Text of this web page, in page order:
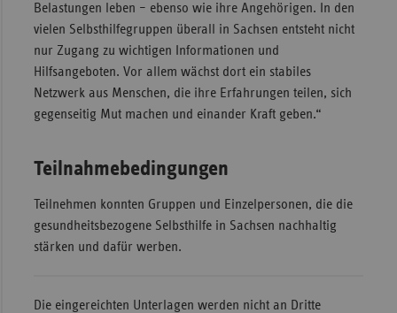
Belastungen leben – ebenso wie ihre Angehörigen. In den
vielen Selbsthilfegruppen überall in Sachsen entsteht nicht
nur Zugang zu wichtigen Informationen und
Hilfsangeboten. Vor allem wächst dort ein stabiles
Netzwerk aus Menschen, die ihre Erfahrungen teilen, sich
gegenseitig Mut machen und einander Kraft geben.“
Teilnahmebedingungen
Teilnehmen konnten Gruppen und Einzelpersonen, die die
gesundheitsbezogene Selbsthilfe in Sachsen nachhaltig
stärken und dafür werben.
Die eingereichten Unterlagen werden nicht an Dritte